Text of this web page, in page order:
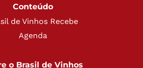
Conteúdo
de Vinhos Recebe
Agenda
o Brasil de Vinhos